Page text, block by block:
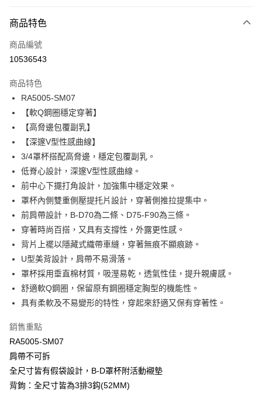
信用卡一次付款
信用卡分期付款
合作金庫商業銀行
華南商業銀行
上海商業儲蓄銀行
國泰世華商業銀行
臺灣中小企業銀行
匯豐（台灣）商業銀行
華泰商業銀行
聯邦商業銀行
遠東國際商業銀行
元大商業銀行
玉山商業銀行
星展（台灣）商業銀行
台新國際商業銀行
中國信託商業銀行
台灣樂天信用卡公司
LINE Pay
Apple Pay
悠遊付
AFTEE先享後付
相關說明
【關於「AFTEE先享後付」】
AFTEE先享後付是「在收到商品之後才付款」的支付方式。 讓您購物簡單
便利好安心！
１．簡單：不需註冊會員、不需綁卡、不需儲值。
２．便利：只要手機號碼，簡訊認證，即可結帳。
【「AFTEE先享後付」結帳流程】
結帳頁面，進行簡訊認證並確認金額後，即可完成結帳。
３．收到繳費通知簡訊後14天內，點擊此簡訊中的連結，可透過四大超商／
ATM／網路銀行／等多元方式進行付款，方視為交易完成。
※ 請注意：結帳手續完成當下不需立刻繳費，但若您需要取消訂單，請聯絡
購買商品的店家。未經商家同意取消之訂單仍視為有效，需透過AFTEE先享
後付繳納相關費用。
運送方式
全家取貨付款$888免運-以PackAge+配客嘉循環箱包裝寄出
每筆NT$90，滿NT$888(含以上)免運費
付款後全家取貨$888免運-以PackAge+配客嘉循環箱包裝寄出
每筆NT$90，滿NT$888(含以上)免運費
萊爾富取貨付款
每筆NT$90，滿NT$1,000(含以上)免運費
商品特色
商品編號
10536543
商品特色
RA5005-SM07
【軟Q鋼圈穩定穿著】
【高脅邊包覆副乳】
【深邃V型性感曲線】
3/4罩杯搭配高脅邊，穩定包覆副乳。
低脊心設計，深邃V型性感曲線。
前中心下擺打角設計，加強集中穩定效果。
罩杯內側雙重側壓提托片設計，穿著側推拉提集中。
前肩帶設計，B-D70為二條、D75-F90為三條。
穿著時尚百搭，又具有支撐性，外露更性感。
背片上襬以隱藏式織帶車縫，穿著無痕不顯痕跡。
U型美背設計，肩帶不易滑落。
罩杯採用垂直棉材質，吸溼易乾，透氣性佳，提升親膚感。
舒適軟Q鋼圈，保留原有鋼圈穩定胸型的機能性。
具有柔軟及不易變形的特性，穿起來舒適又保有穿著性。
銷售重點
RA5005-SM07
肩帶不可拆
全尺寸皆有假袋設計，B-D罩杯附活動襯墊
背鉤：全尺寸皆為3排3鈎(52MM)